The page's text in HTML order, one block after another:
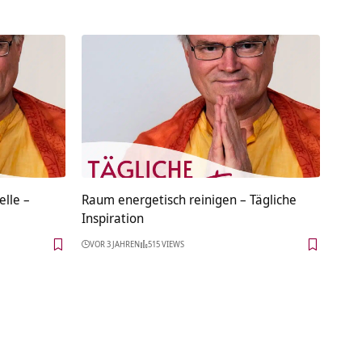
–
Raum energetisch reinigen – Tägliche
Inspiration
VOR 3 JAHREN 515 VIEWS